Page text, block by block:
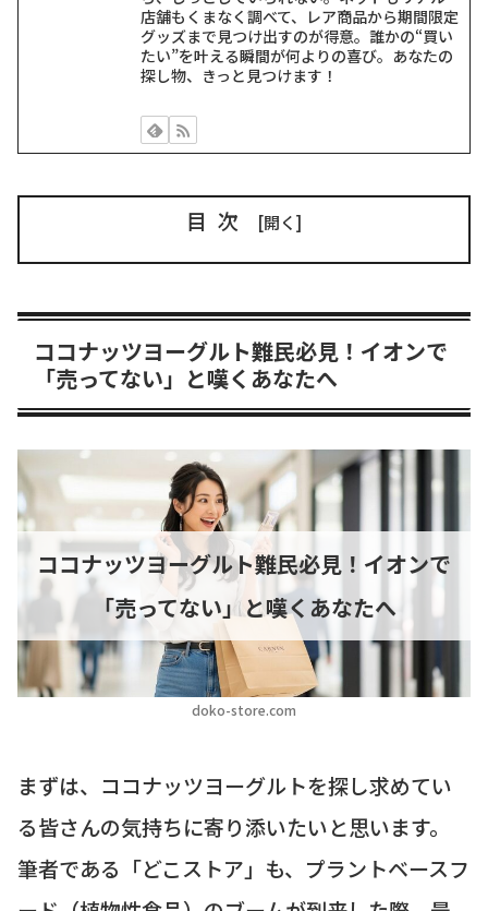
店舗もくまなく調べて、レア商品から期間限定
グッズまで見つけ出すのが得意。誰かの“買い
たい”を叶える瞬間が何よりの喜び。あなたの
探し物、きっと見つけます！
目次
ココナッツヨーグルト難民必見！イオンで
「売ってない」と嘆くあなたへ
doko-store.com
ココナッツヨーグルト難民必見！イオンで
「売ってない」と嘆くあなたへ
まずは、ココナッツヨーグルトを探し求めてい
る皆さんの気持ちに寄り添いたいと思います。
筆者である「どこストア」も、プラントベースフ